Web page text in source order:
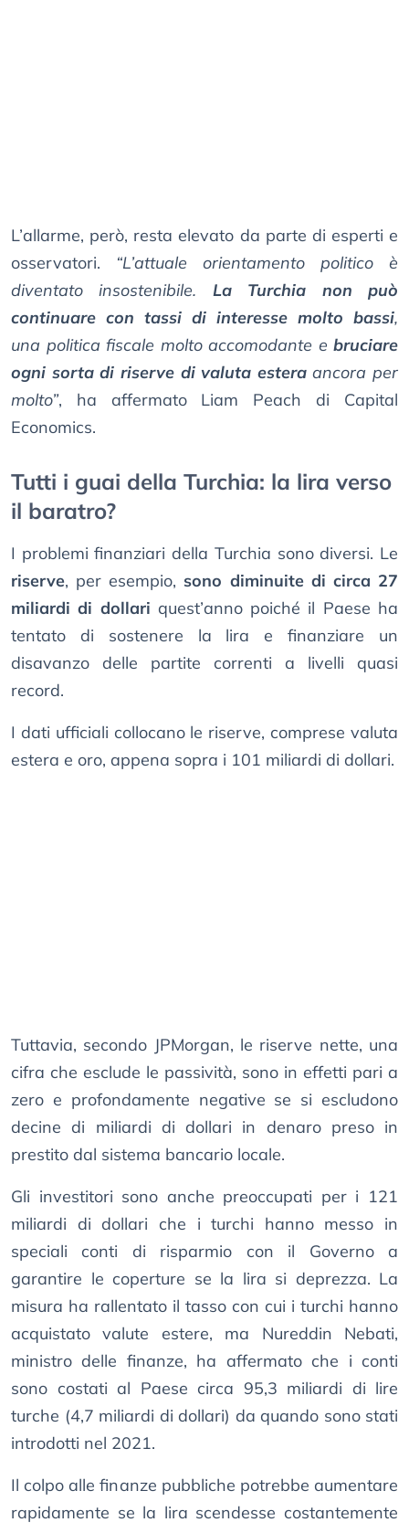
L’allarme, però, resta elevato da parte di esperti e
osservatori. “L’attuale orientamento politico è
diventato insostenibile. La Turchia non può
continuare con tassi di interesse molto bassi,
una politica fiscale molto accomodante e bruciare
ogni sorta di riserve di valuta esteraancora per
molto”, ha affermato Liam Peach di Capital
Economics.
Tutti i guai della Turchia: la lira verso
il baratro?
I problemi finanziari della Turchia sono diversi. Le
riserve, per esempio, sono diminuite di circa 27
miliardi di dollari quest’anno poiché il Paese ha
tentato di sostenere la lira e finanziare un
disavanzo delle partite correnti a livelli quasi
record.
I dati ufficiali collocano le riserve, comprese valuta
estera e oro, appena sopra i 101 miliardi di dollari.
Tuttavia, secondo JPMorgan, le riserve nette, una
cifra che esclude le passività, sono in effetti pari a
zero e profondamente negative se si escludono
decine di miliardi di dollari in denaro preso in
prestito dal sistema bancario locale.
Gli investitori sono anche preoccupati per i 121
miliardi di dollari che i turchi hanno messo in
speciali conti di risparmio con il Governo a
garantire le coperture se la lira si deprezza. La
misura ha rallentato il tasso con cui i turchi hanno
acquistato valute estere, ma Nureddin Nebati,
ministro delle finanze, ha affermato che i conti
sono costati al Paese circa 95,3 miliardi di lire
turche (4,7 miliardi di dollari) da quando sono stati
introdotti nel 2021.
Il colpo alle finanze pubbliche potrebbe aumentare
rapidamente se la lira scendesse costantemente